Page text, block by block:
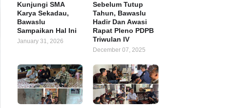
Kunjungi SMA
Karya Sekadau,
Bawaslu
Sampaikan Hal Ini
January 31, 2026
Sebelum Tutup
Tahun, Bawaslu
Hadir Dan Awasi
Rapat Pleno PDPB
Triwulan IV
December 07, 2025